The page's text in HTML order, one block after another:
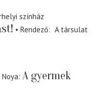
színház
Rendező
A társulat
A gyermek